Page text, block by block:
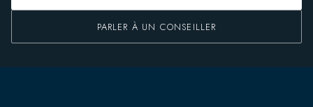
PARLER À UN CONSEILLER